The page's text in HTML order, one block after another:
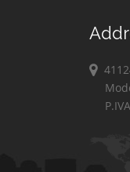
P.IVA